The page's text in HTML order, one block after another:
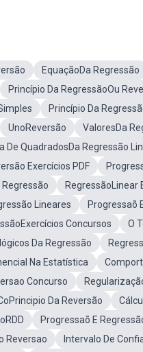
EquaçãoDa Regressão
Princípio Da RegressãoOu
Princípio Da
UnoReversão ValoresDa
De QuadradosDa Regressão
Exercícios PDF
Regressão
RegressãoLinear
Lineares
Progressaõ
Concursos
O
Da Regressão
Na Estatística
Concurso
Da Reversão
Progressaõ E
Reversao
Intervalo De